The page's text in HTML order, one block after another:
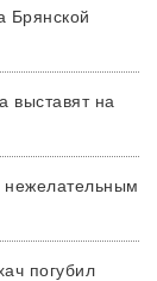
Брянской
выставят на
нежелательным
погубил